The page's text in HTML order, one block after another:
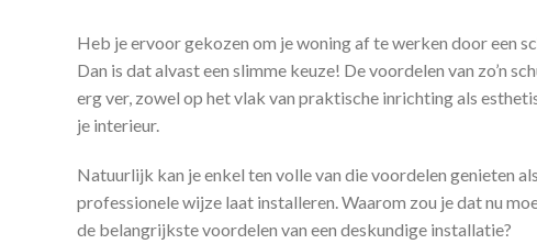
Heb je ervoor gekozen om je woning af te werken door een
Dan is dat alvast een slimme keuze! De voordelen van zo’n
erg ver, zowel op het vlak van praktische inrichting als
je interieur.
Natuurlijk kan je enkel ten volle van die voordelen genieten
professionele wijze laat installeren. Waarom zou je dat nu
de belangrijkste voordelen van een deskundige installatie?